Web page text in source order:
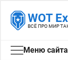
WOT
ВСЁ ПРО МИР
Меню сайта